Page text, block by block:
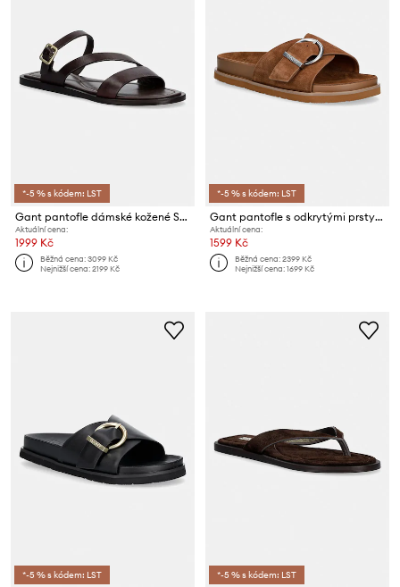
*-5 % s kódem: LST
Gant pantofle dámské kožené Sunlaz
Aktuální cena:
1999 Kč
Běžná cena:3099 Kč
Nejnižší cena:2199 Kč
*-5 % s kódem: LST
Gant pantofle s odkrytými prsty dámské semišové Mardale
Aktuální cena:
1599 Kč
Běžná cena:2399 Kč
Nejnižší cena:1699 Kč
*-5 % s kódem: LST *-5 % s kódem: LST